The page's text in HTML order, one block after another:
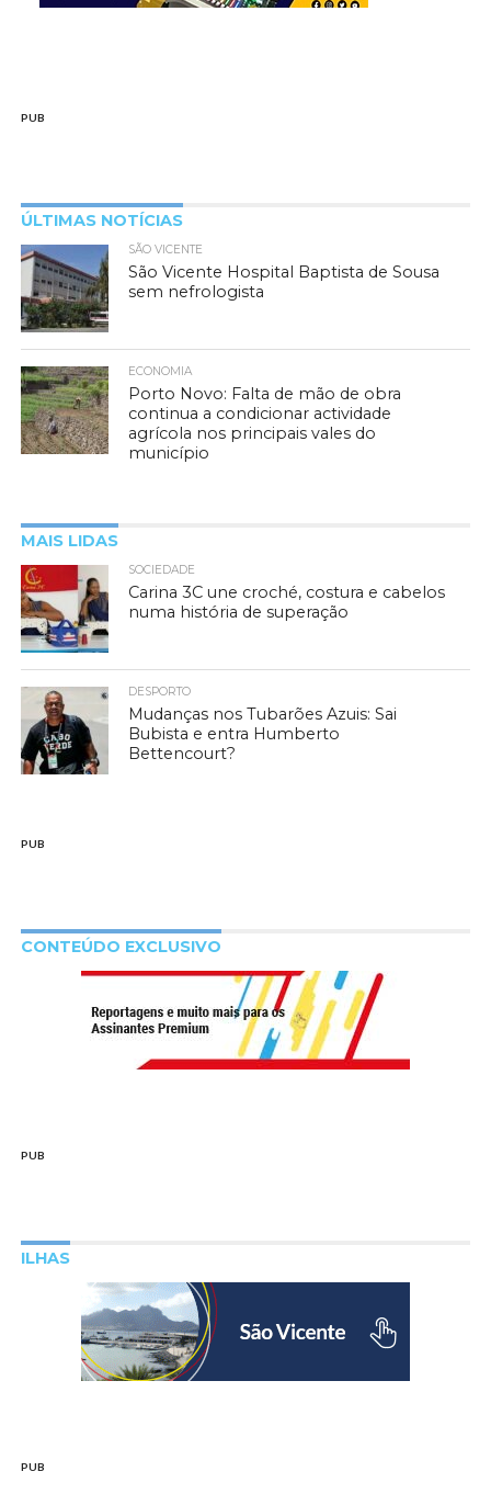
PUB
ÚLTIMAS NOTÍCIAS
SÃO VICENTE
São Vicente Hospital Baptista de Sousa
sem nefrologista
ECONOMIA
Porto Novo: Falta de mão de obra
continua a condicionar actividade
agrícola nos principais vales do
município
MAIS LIDAS
SOCIEDADE
Carina 3C une croché, costura e cabelos
numa história de superação
DESPORTO
Mudanças nos Tubarões Azuis: Sai
Bubista e entra Humberto
Bettencourt?
PUB
CONTEÚDO EXCLUSIVO
PUB
ILHAS
PUB